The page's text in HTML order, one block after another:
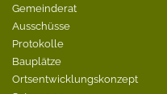
Gemeinderat
Ausschüsse
Protokolle
Bauplätze
Ortsentwicklungskonzept